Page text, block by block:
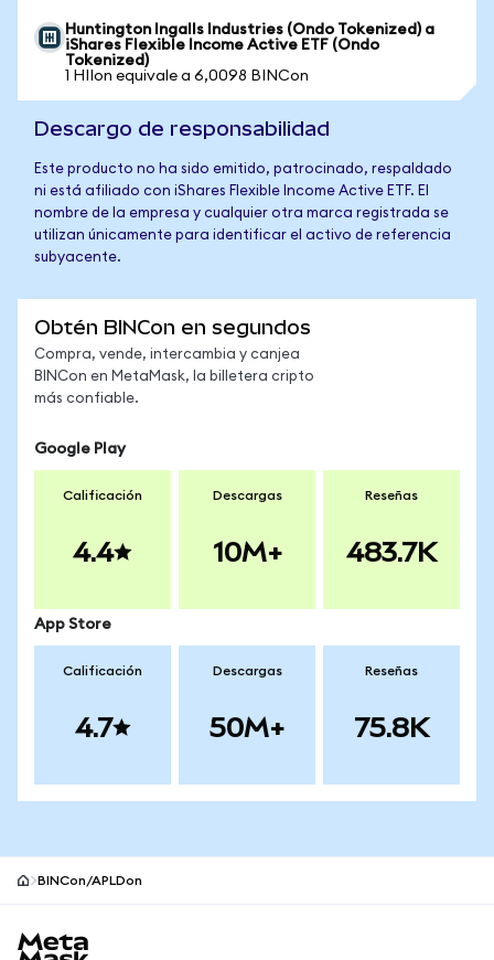
Huntington Ingalls Industries (Ondo Tokenized) a
iShares Flexible Income Active ETF (Ondo
Tokenized)
1 HIIon equivale a 6,0098 BINCon
Descargo de responsabilidad
Este producto no ha sido emitido, patrocinado, respaldado
ni está afiliado con iShares Flexible Income Active ETF. El
nombre de la empresa y cualquier otra marca registrada se
utilizan únicamente para identificar el activo de referencia
subyacente.
Obtén BINCon en segundos
Compra, vende, intercambia y canjea
BINCon en MetaMask, la billetera cripto
más confiable.
Google Play
Calificación
4.4
Descargas
10M+
Reseñas
483.7K
App Store
Calificación
4.7
Descargas
50M+
Reseñas
75.8K
BINCon/APLDon